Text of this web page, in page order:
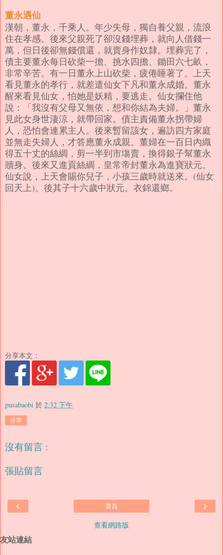
董永遇仙
漢朝，董永，千乘人。年少失母，獨自養父親，流浪
住在孝感。 後來父親死了卻沒錢埋葬，就向人借錢一
萬，但日後卻無錢償還，就賣身作奴隸。埋葬完了，
債主要董永每日砍柴一擔、挑水四擔、鋤田六七畝，
非常辛苦。有一日董永上山砍柴，疲倦睡著了。上天
看見董永的孝行，就差遣仙女下凡和董永成婚。董永
醒來看見仙女，怕她是妖精，要逃走。仙女攔住他
說：「我沒有父母又無依，想和你結為夫婦。」董永
見此女身世淒涼，就帶回家。債主責備董永拐帶婦
人，恐怕會連累主人。後來暫留該女，遍訪四方家庭
並無走失婦人，才答應董永成親。董婦在一百日內織
得五十丈的絲綢，剪一半到市塲賣，換得銀子幫董永
贖身。後來又進貢絲綢，皇常帝封董永為進寶狀元。
仙女說，上天會賜你兒子，小孩三歲時就送來。(仙女
回天上)。後其子十六歲中狀元。衣錦還鄉。
分享本文：
pusabaobi 於 2:32 下午
分享
沒有留言 :
張貼留言
‹ ›
首頁
查看網路版
友站連結